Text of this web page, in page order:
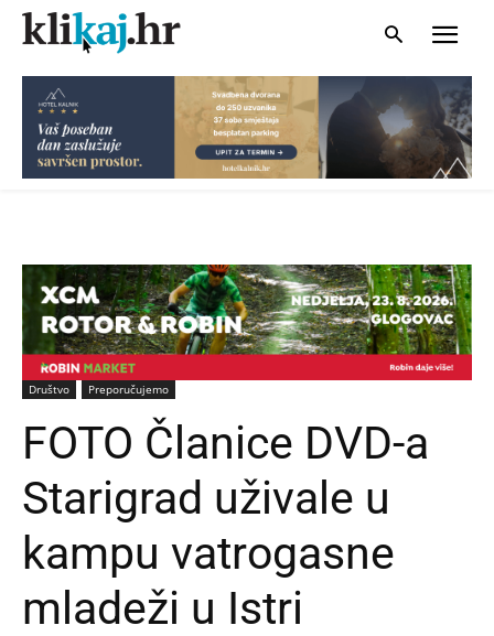
Društvo Preporučujemo
FOTO Članice DVD-a
Starigrad uživale u
kampu vatrogasne
mladeži u Istri